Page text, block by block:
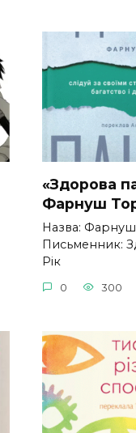
«Здорова
Фарнуш
Назва: Фарнуш
Письменник:
Рік
0 300